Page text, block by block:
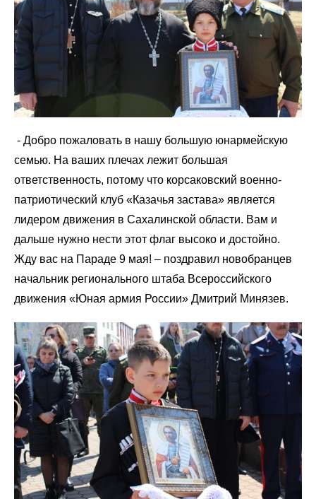
- Добро пожаловать в нашу большую юнармейскую
семью. На ваших плечах лежит большая
ответственность, потому что корсаковский военно-
патриотический клуб «Казачья застава» является
лидером движения в Сахалинской области. Вам и
дальше нужно нести этот флаг высоко и достойно.
Жду вас на Параде 9 мая! – поздравил новобранцев
начальник регионального штаба Всероссийского
движения «Юная армия России» Дмитрий Минязев.